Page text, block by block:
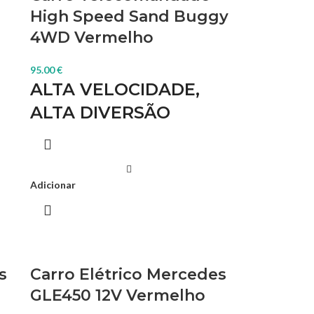
High Speed Sand Buggy
4WD Vermelho
95.00€
ALTA VELOCIDADE,
ALTA DIVERSÃO
Descubra o modelo RC com o "First Step
potência ao máximo, obterá com este modelo
incrível. Claro que será apoiado pela técnica
Adicionar
Carro Elétrico Mercedes
GLE450 12V Vermelho